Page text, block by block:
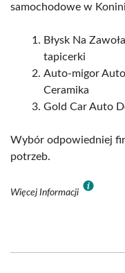
samochodowe w
Błysk Na
tapicerki
Auto-migor
Ceramika
Gold Car Auto
Wybór odpowiedniej
potrzeb.
Więcej Informacji